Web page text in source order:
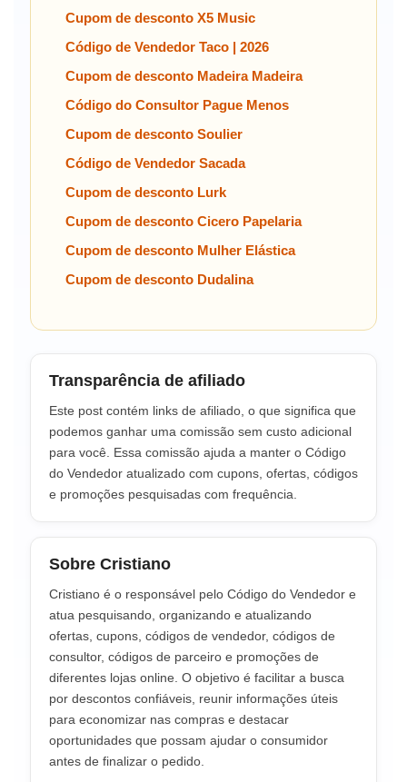
Cupom de desconto X5 Music
Código de Vendedor Taco | 2026
Cupom de desconto Madeira Madeira
Código do Consultor Pague Menos
Cupom de desconto Soulier
Código de Vendedor Sacada
Cupom de desconto Lurk
Cupom de desconto Cicero Papelaria
Cupom de desconto Mulher Elástica
Cupom de desconto Dudalina
Transparência de afiliado
Este post contém links de afiliado, o que significa que
podemos ganhar uma comissão sem custo adicional
para você. Essa comissão ajuda a manter o Código
do Vendedor atualizado com cupons, ofertas, códigos
e promoções pesquisadas com frequência.
Sobre Cristiano
Cristiano é o responsável pelo Código do Vendedor e
atua pesquisando, organizando e atualizando
ofertas, cupons, códigos de vendedor, códigos de
consultor, códigos de parceiro e promoções de
diferentes lojas online. O objetivo é facilitar a busca
por descontos confiáveis, reunir informações úteis
para economizar nas compras e destacar
oportunidades que possam ajudar o consumidor
antes de finalizar o pedido.